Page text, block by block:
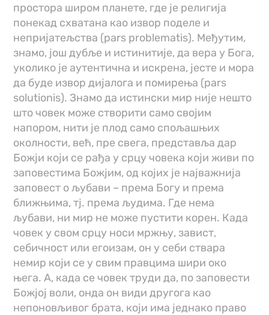
простора широм планете, где је религија
понекад схватана као извор поделе и
непријатељства (pars problematis). Међутим,
знамо, још дубље и истинитије, да вера у Бога,
уколико је аутентична и искрена, јесте и мора
да буде извор дијалога и помирења (pars
solutionis). Знамо да истински мир није нешто
што човек може створити само својим
напором, нити је плод само спољашњих
околности, већ, пре свега, представља дар
Божји који се рађа у срцу човека који живи по
заповестима Божјим, од којих је најважнија
заповест о љубави – према Богу и према
ближњима, тј. према људима. Где нема
љубави, ни мир не може пустити корен. Када
човек у свом срцу носи мржњу, завист,
себичност или егоизам, он у себи ствара
немир који се у свим правцима шири око
њега. А, када се човек труди да, по заповести
Божјој воли, онда он види другога као
непоновљивог брата, који има једнако право